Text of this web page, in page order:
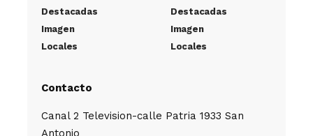
Destacadas
Imagen
Locales
Destacadas
Imagen
Locales
Contacto
Canal 2 Television-calle Patria 1933 San
Antonio